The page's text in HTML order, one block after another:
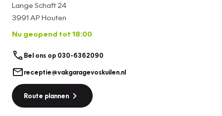
Lange Schaft 24
3991 AP Houten
Nu geopend tot 18:00
Bel ons op 030-6362090
receptie@vakgaragevoskuilen.nl
Route plannen